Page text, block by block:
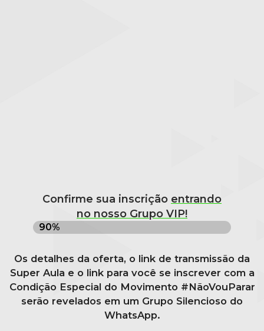
Confirme sua inscrição entrando
no nosso Grupo VIP!
90%
Os detalhes da oferta, o link de transmissão da
Super Aula e o link para você se inscrever com a
Condição Especial do Movimento #NãoVouParar
serão revelados em um Grupo Silencioso do
WhatsApp.